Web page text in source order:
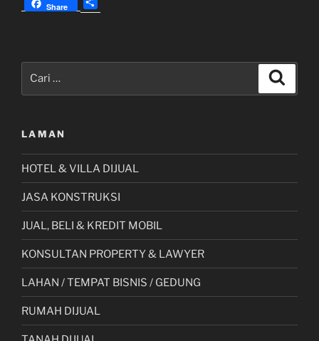
Share
h
e
LAMAN
HOTEL & VILLA DIJUAL
JASA KONSTRUKSI
JUAL, BELI & KREDIT MOBIL
KONSULTAN PROPERTY & LAWYER
LAHAN / TEMPAT BISNIS / GEDUNG
RUMAH DIJUAL